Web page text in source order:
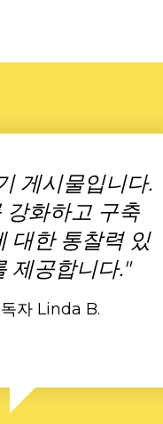
게시물입니다.
강화하고 구축
대한 통찰력 있
제공합니다."
자 Linda B.